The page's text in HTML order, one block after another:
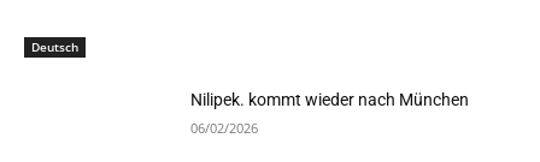
Deutsch
Nilipek. kommt wieder nach München
06/02/2026